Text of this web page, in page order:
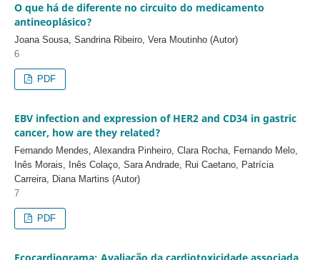
O que há de diferente no circuito do medicamento
antineoplásico?
Joana Sousa, Sandrina Ribeiro, Vera Moutinho (Autor)
6
PDF
EBV infection and expression of HER2 and CD34 in gastric
cancer, how are they related?
Fernando Mendes, Alexandra Pinheiro, Clara Rocha, Fernando Melo,
Inês Morais, Inês Colaço, Sara Andrade, Rui Caetano, Patrícia
Carreira, Diana Martins (Autor)
7
PDF